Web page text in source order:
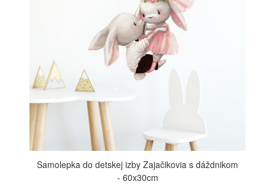
Samolepka do detskej izby Zajačikovia s dáždnikom
- 60x30cm